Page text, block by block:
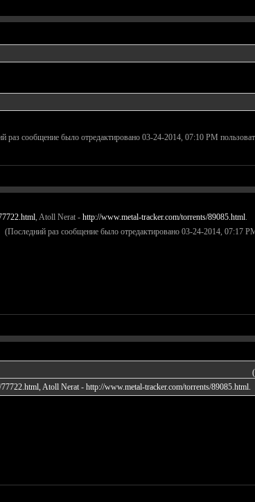
раз сообщение было отредактировано 03-24-2014, 07:10 PM
, Atoll Nerat - http://www.metal-tracker.com/torrents/89085.html.
(Последний раз сообщение было отредактировано 03-24-2014, 07:17
, Atoll Nerat - http://www.metal-tracker.com/torrents/89085.html.